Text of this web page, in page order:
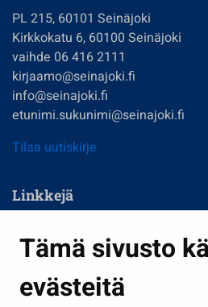
Tämä sivusto
evästeitä
PL 215, 60101 Seinäjoki
Kirkkokatu 6, 60100 Seinäjoki
vaihde 06 416 2111
kirjaamo@seinajoki.fi
info@seinajoki.fi
etunimi.sukunimi@seinajoki.fi
Tilaa uutiskirje
Linkkejä
Kasvatus ja opetus
Kulttuuri ja liikunta